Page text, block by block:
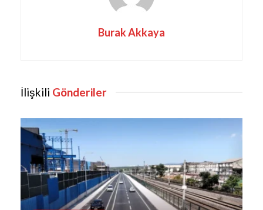
Burak Akkaya
İlişkili Gönderiler